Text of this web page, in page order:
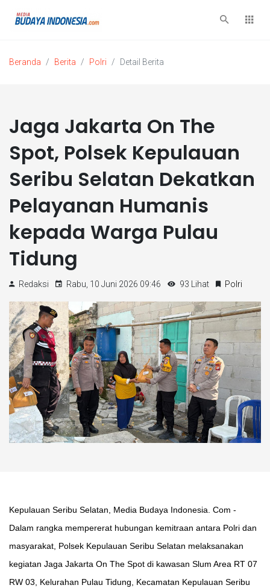
Beranda Berita Polri Detail Berita
Jaga Jakarta On The
Spot, Polsek Kepulauan
Seribu Selatan Dekatkan
Pelayanan Humanis
kepada Warga Pulau
Tidung
Redaksi Rabu, 10 Juni 2026 09:46 93 Lihat Polri
Kepulauan Seribu Selatan, Media Budaya Indonesia. Com -
Dalam rangka mempererat hubungan kemitraan antara Polri dan
masyarakat, Polsek Kepulauan Seribu Selatan melaksanakan
kegiatan Jaga Jakarta On The Spot di kawasan Slum Area RT 07
RW 03, Kelurahan Pulau Tidung, Kecamatan Kepulauan Seribu